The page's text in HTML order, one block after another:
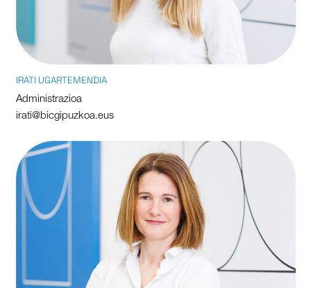
IRATI UGARTEMENDIA
Administrazioa
irati@bicgipuzkoa.eus